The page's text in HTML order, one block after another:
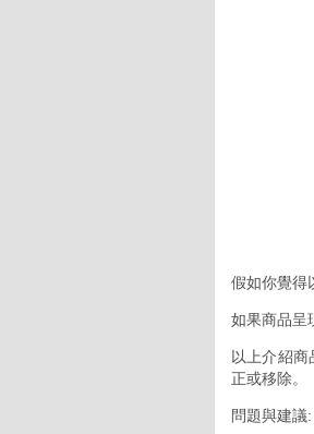
假如你覺得
如果商品呈
以上介紹
正或移除。
問題與建議